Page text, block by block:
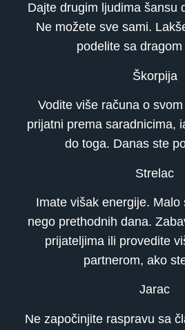
Dajte drugim ljudima šansu
Ne možete sve sami.
podelite sa
Škorpija
Vodite više računa o
prijatni prema saradnicima,
do toga. Danas ste
Strelac
Imate višak energije. Malo
nego prethodnih dana.
prijateljima ili provedite
partnerom, ako
Jarac
Ne započinjite raspravu sa